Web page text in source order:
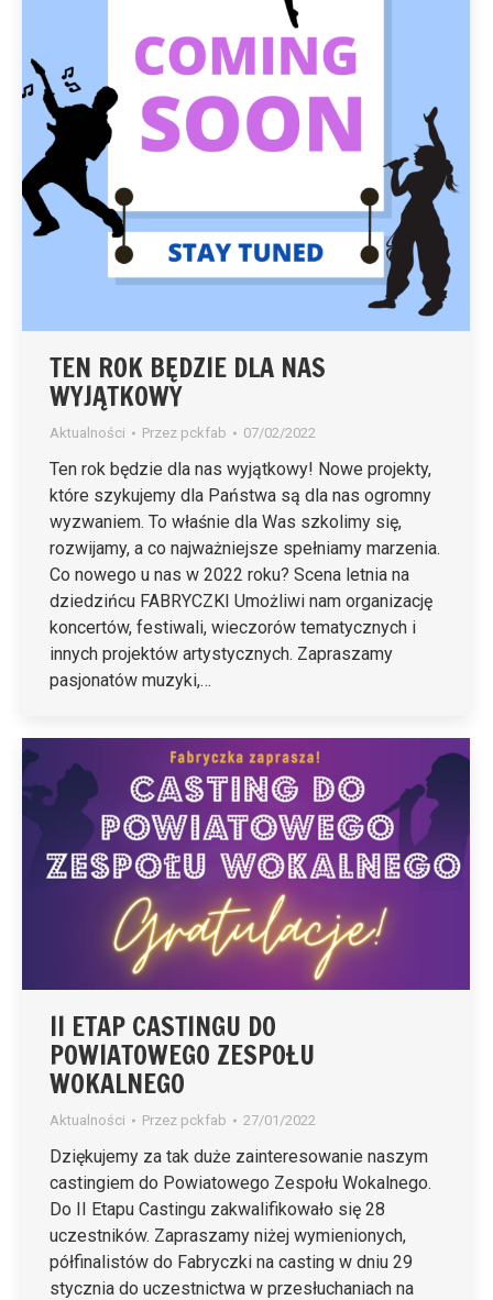
TEN ROK BĘDZIE DLA NAS
WYJĄTKOWY
Aktualności Przez pckfab 07/02/2022
Ten rok będzie dla nas wyjątkowy! Nowe projekty,
które szykujemy dla Państwa są dla nas ogromny
wyzwaniem. To właśnie dla Was szkolimy się,
rozwijamy, a co najważniejsze spełniamy marzenia.
Co nowego u nas w 2022 roku? Scena letnia na
dziedzińcu FABRYCZKI Umożliwi nam organizację
koncertów, festiwali, wieczorów tematycznych i
innych projektów artystycznych. Zapraszamy
pasjonatów muzyki,…
II ETAP CASTINGU DO
POWIATOWEGO ZESPOŁU
WOKALNEGO
Aktualności Przez pckfab 27/01/2022
Dziękujemy za tak duże zainteresowanie naszym
castingiem do Powiatowego Zespołu Wokalnego.
Do II Etapu Castingu zakwalifikowało się 28
uczestników. Zapraszamy niżej wymienionych,
półfinalistów do Fabryczki na casting w dniu 29
stycznia do uczestnictwa w przesłuchaniach na